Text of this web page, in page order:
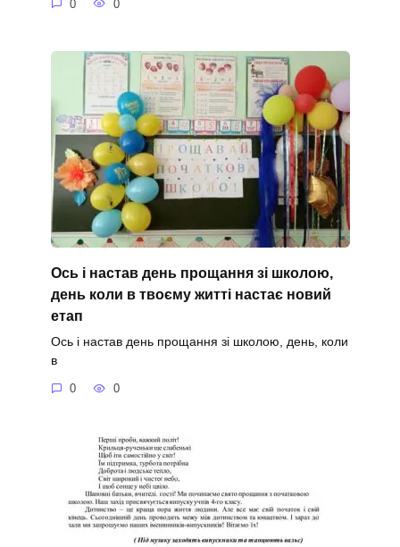
0 0
Ось і настав день прощання зі школою,
день коли в твоєму житті настає новий
етап
Ось і настав день прощання зі школою, день, коли
в
0 0